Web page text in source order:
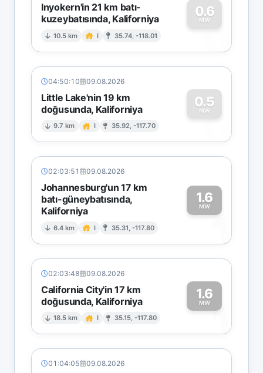
Inyokern'in 21 km batı-
kuzeybatısında, Kaliforniya
10.5 km I 35.74, -118.01
0.6
MW
0
04:50:10 09.08.2026
Little Lake'nin 19 km
doğusunda, Kaliforniya
9.7 km I 35.92, -117.70
0.5
MW
0
02:03:51 09.08.2026
Johannesburg'un 17 km
batı-güneybatısında,
Kaliforniya
6.4 km I 35.31, -117.80
1.6
MW
1
02:03:48 09.08.2026
California City'in 17 km
doğusunda, Kaliforniya
18.5 km I 35.15, -117.80
1.6
MW1
01:04:05 09.08.2026